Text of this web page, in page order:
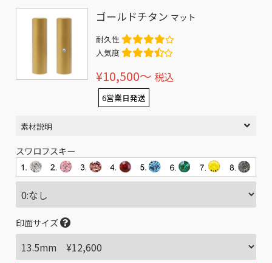
ゴールドチタン マット
耐久性
人気度
¥10,500〜 税込
6営業日発送
素材説明
スワロフスキー
印面サイズ